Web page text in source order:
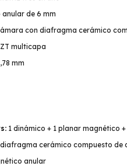
de 6 mm
con diafragma cerámico
multicapa
mm
1 dinámico + 1 planar magnético
diafragma cerámico compuesto de
anular